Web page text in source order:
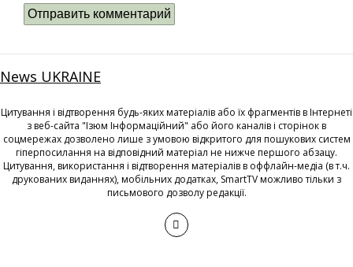
News UKRAINE
Цитування і відтворення будь-яких матеріалів або їх фрагментів в Інтернеті
з веб-сайта "Ізюм Інформаційний" або його каналів і сторінок в
соцмережах дозволено лише з умовою відкритого для пошукових систем
гіперпосилання на відповідний матеріал не нижче першого абзацу.
Цитування, використання і відтворення матеріалів в оффлайн-медіа (в т.ч.
друкованих виданнях), мобільних додатках, SmartTV можливо тільки з
письмового дозволу редакції.